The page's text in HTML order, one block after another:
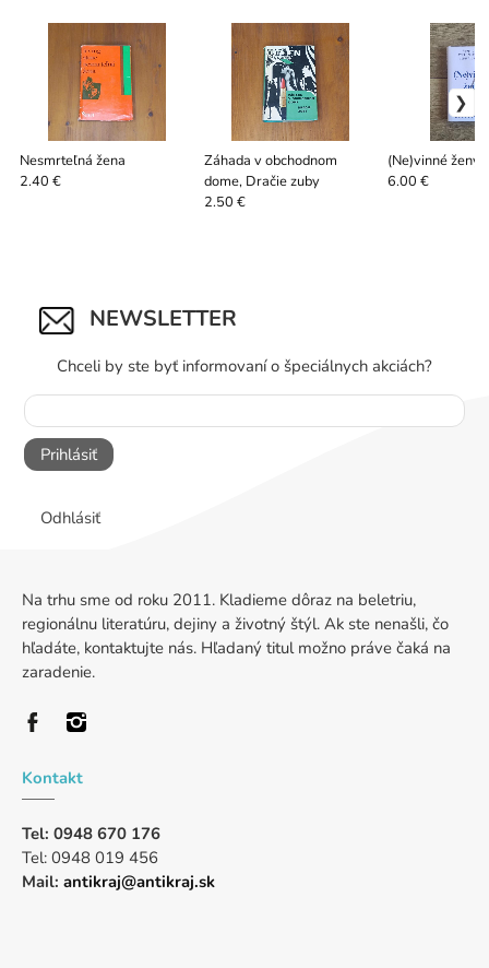
Nesmrteľná žena
2.40 €
Záhada v obchodnom
dome, Dračie zuby
2.50 €
(Ne)vinné ženy
6.00 €
NEWSLETTER
Chceli by ste byť informovaní o špeciálnych akciách?
Prihlásiť
Odhlásiť
Na trhu sme od roku 2011. Kladieme dôraz na beletriu,
regionálnu literatúru, dejiny a životný štýl. Ak ste nenašli, čo
hľadáte, kontaktujte nás. Hľadaný titul možno práve čaká na
zaradenie.
Kontakt
Tel: 0948 670 176
Tel: 0948 019 456
Mail: antikraj@antikraj.sk